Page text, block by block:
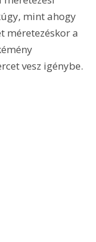
mint ahogy
méretezéskor a
vesz igénybe.